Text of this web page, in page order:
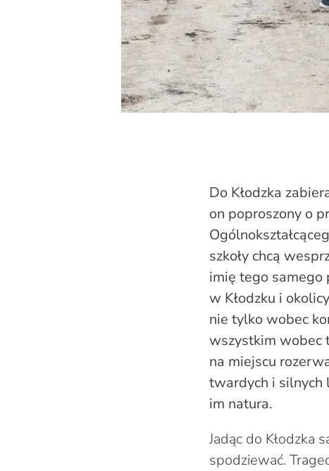
Do Kłodzka
on poproszony o
szkoły chcą
imię tego samego
w Kłodzku i
nie tylko wobec
wszystkim wobec
na miejscu
twardych i silnych
im natura.
Jadąc do Kłodzka
spodziewać.